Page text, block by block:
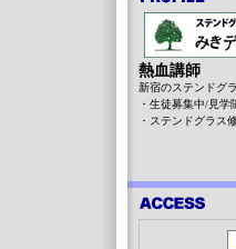
熱血講師
新宿のステンドグ
・生徒募集中/見学
・ステンドグラス